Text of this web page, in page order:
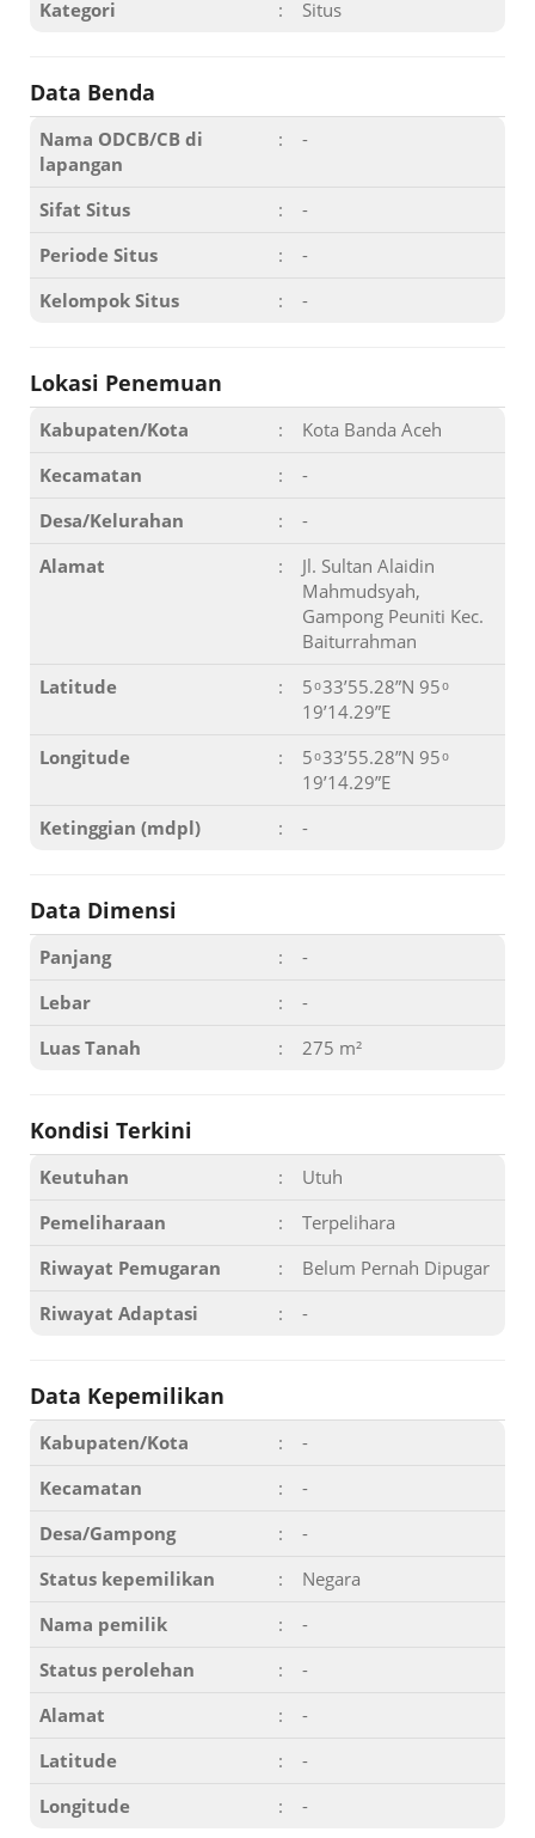
Kategori
: Situs
Data Benda
Nama ODCB/CB di
lapangan
: -
Sifat Situs :
-
Periode Situs
:
-
Kelompok Situs
: -
Lokasi Penemuan
Kabupaten/Kota :
Kota Banda Aceh
Kecamatan
:
-
Desa/Kelurahan
:
-
Alamat
:
Jl. Sultan Alaidin
Mahmudsyah,
Gampong Peuniti Kec.
Baiturrahman
Latitude
:
5 ͦ 33’55.28”N 95 ͦ
19’14.29”E
Longitude
:
5 ͦ 33’55.28”N 95 ͦ
19’14.29”E
Ketinggian (mdpl)
: -
Data Dimensi
Panjang :
-
Lebar
:
-
Luas Tanah
: 275 m²
Kondisi Terkini
Keutuhan :
Utuh
Pemeliharaan
:
Terpelihara
Riwayat Pemugaran
:
Belum Pernah Dipugar
Riwayat Adaptasi
: -
Data Kepemilikan
Kabupaten/Kota :
-
Kecamatan
:
-
Desa/Gampong
:
-
Status kepemilikan
:
Negara
Nama pemilik
:
-
Status perolehan
:
-
Alamat
:
-
Latitude
:
-
Longitude
: -